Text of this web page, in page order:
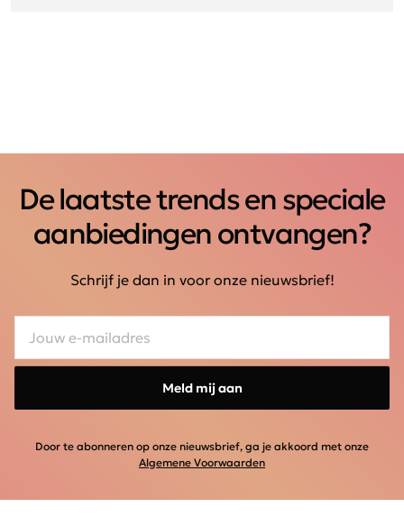
De laatste trends en speciale
aanbiedingen ontvangen?
Schrijf je dan in voor onze nieuwsbrief!
Meld mij aan
Door te abonneren op onze nieuwsbrief, ga je akkoord met onze
Algemene Voorwaarden